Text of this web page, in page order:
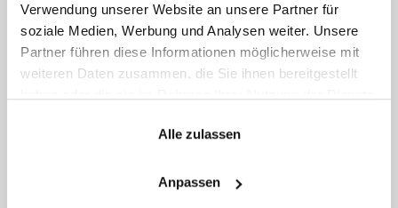
Verwendung unserer Website an unsere Partner für
soziale Medien, Werbung und Analysen weiter. Unsere
Partner führen diese Informationen möglicherweise mit
weiteren Daten zusammen, die Sie ihnen bereitgestellt
Alle zulassen
Anpassen
Ergebnis des Workshops
Am Ende des Workshops erhalten Sie eine klare